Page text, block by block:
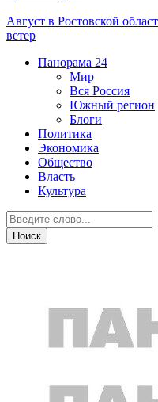
Август в Ростовской
ветер
Панорама 24
Мир
Вся Россия
Южный регион
Блоги
Политика
Экономика
Общество
Власть
Культура